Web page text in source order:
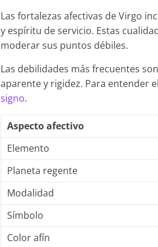
Las fortalezas afectivas de Virgo
y espíritu de servicio. Estas
moderar sus puntos débiles.
Las debilidades más frecuentes
aparente y rigidez. Para entender
signo.
Aspecto afectivo
Elemento
Planeta regente
Modalidad
Símbolo
Color afín